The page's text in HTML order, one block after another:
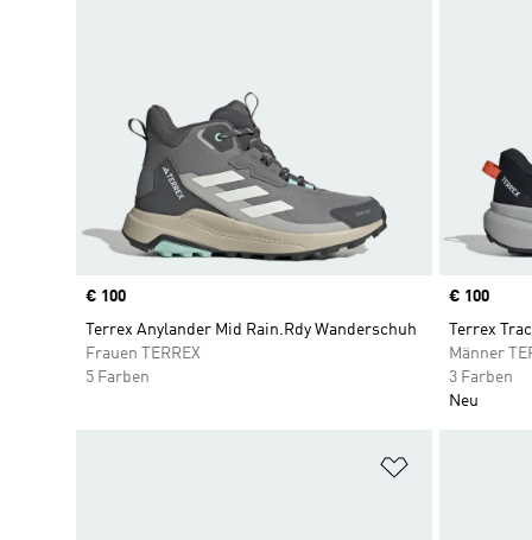
Price
€ 100
Terrex Anylander Mid Rain.Rdy Wanderschuh
Frauen TERREX
5 Farben
Price
€ 100
Terrex
Männer
3 Farben
Neu